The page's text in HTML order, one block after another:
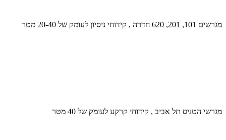
מגרשים 101, 201, 620 חדרה , קידוחי ניסיון לעומק של 20-40 מטר
מגרשי הטניס תל אביב , קידוחי קרקע לעומק של 40 מטר